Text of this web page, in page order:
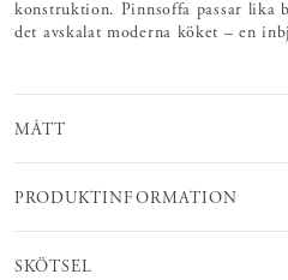
konstruktion. Pinnsoffa passar lika
det avskalat moderna köket – en
MÅTT
PRODUKTINFORMATION
SKÖTSEL